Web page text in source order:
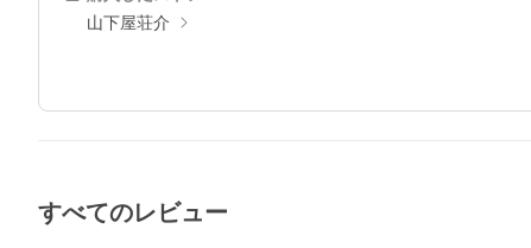
山下屋荘介
すべてのレビュー